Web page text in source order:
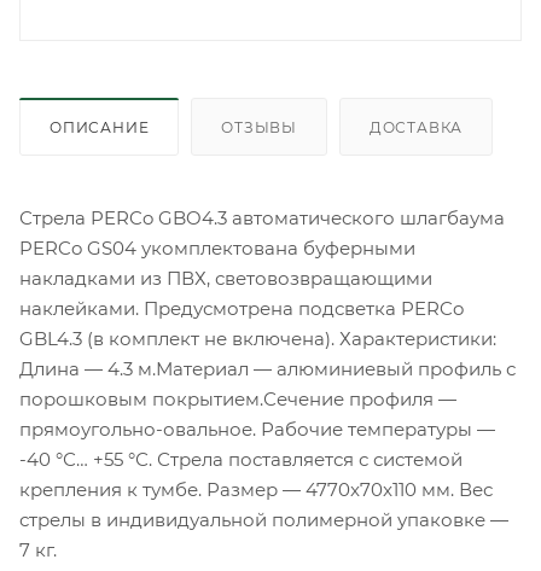
ОПИСАНИЕ ОТЗЫВЫ ДОСТАВКА
Стрела PERCo GBO4.3 автоматического шлагбаума
PERCo GS04 укомплектована буферными
накладками из ПВХ, световозвращающими
наклейками. Предусмотрена подсветка PERCo
GBL4.3 (в комплект не включена). Характеристики:
Длина — 4.3 м.Материал — алюминиевый профиль с
порошковым покрытием.Сечение профиля —
прямоугольно-овальное. Рабочие температуры —
-40 °С… +55 °С. Стрела поставляется с системой
крепления к тумбе. Размер — 4770x70x110 мм. Вес
стрелы в индивидуальной полимерной упаковке —
7 кг.